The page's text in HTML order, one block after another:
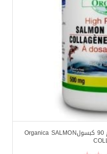
كولاجين سمك السلمون 500 ملغم 90 كبسولOrganica SALMON